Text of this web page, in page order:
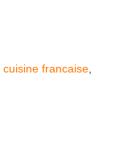
cuisine francaise